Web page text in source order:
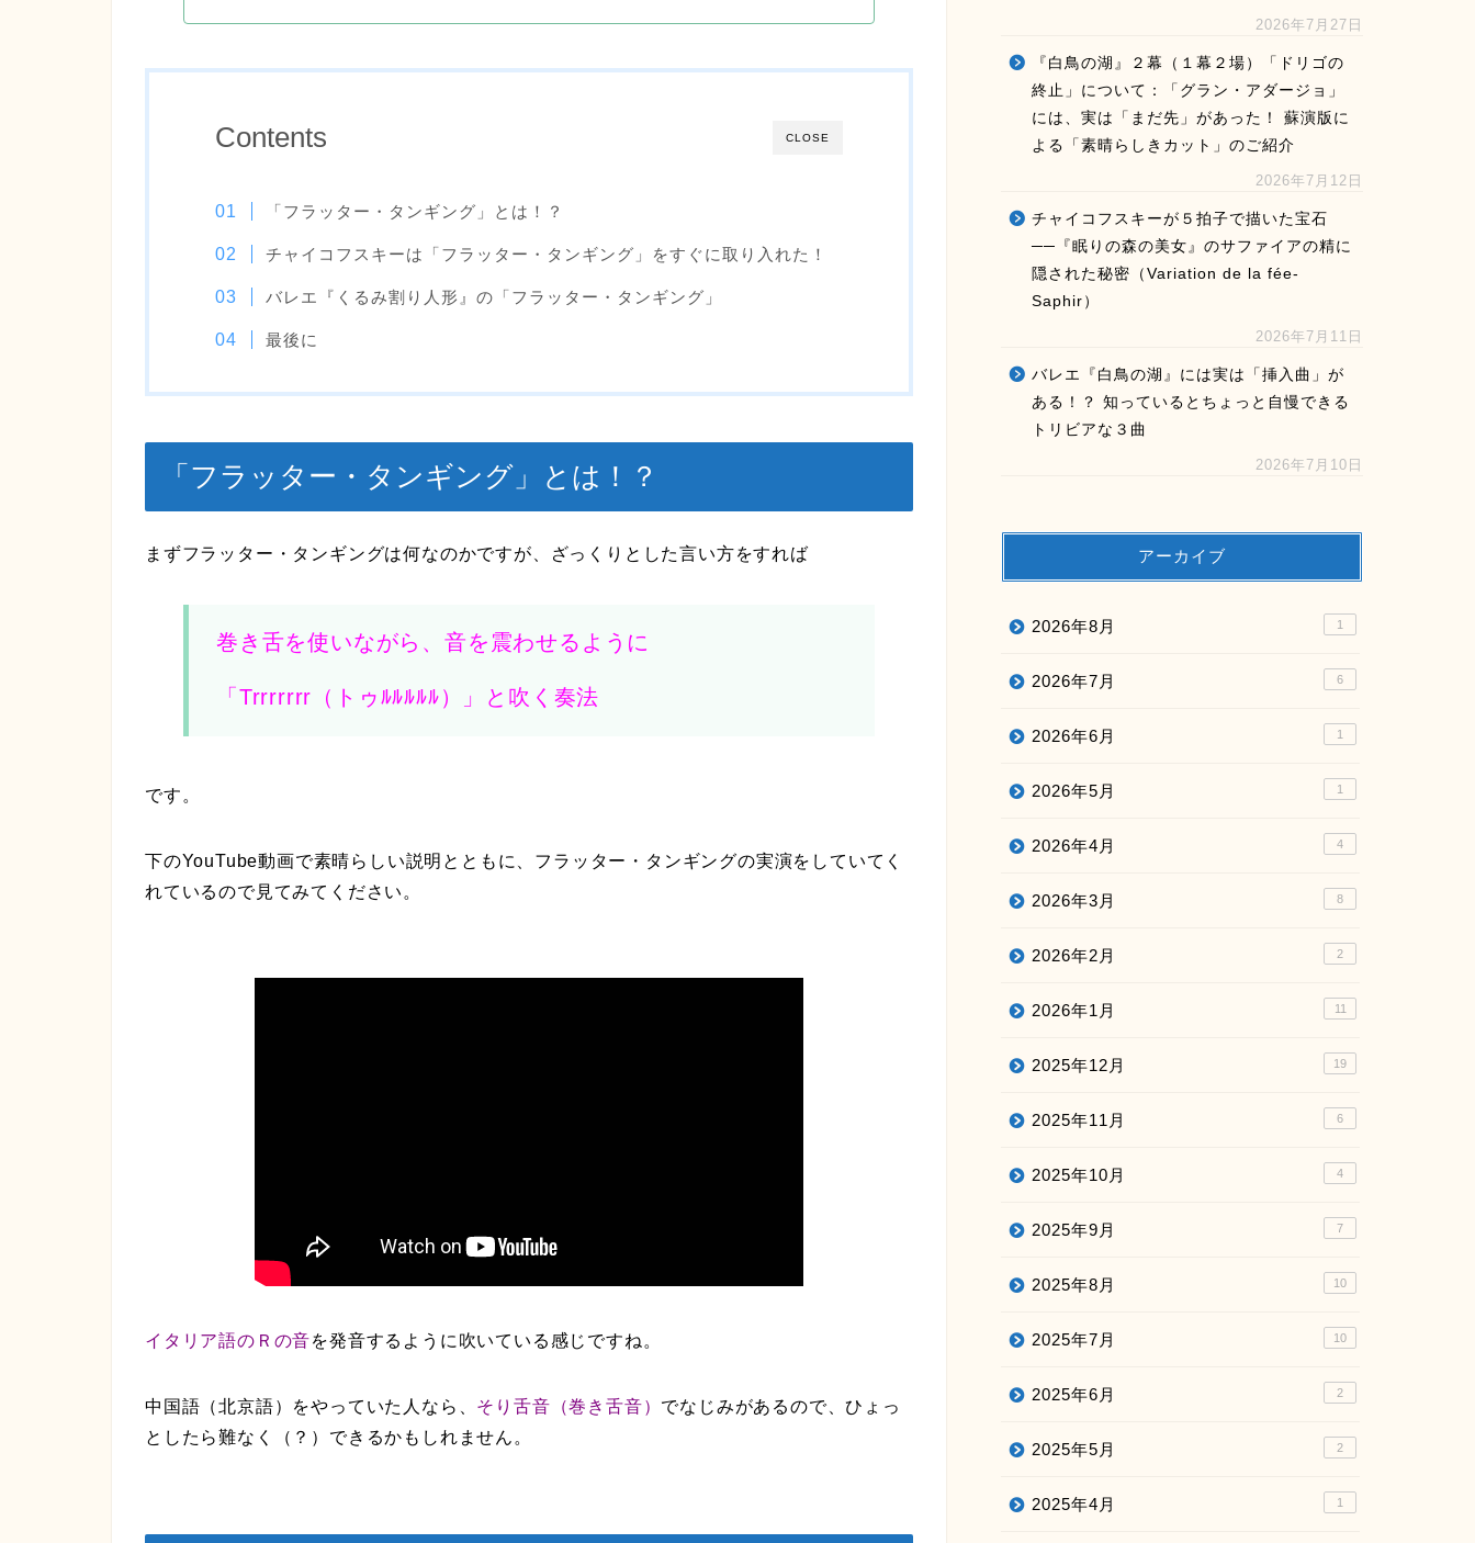
CLOSE
Contents
「フラッター・タンギング」とは！？
チャイコフスキーは「フラッター・タンギング」をすぐに取り入れた！
バレエ『くるみ割り人形』の「フラッター・タンギング」
最後に
「フラッター・タンギング」とは！？
まずフラッター・タンギングは何なのかですが、ざっくりとした言い方をすれば
巻き舌を使いながら、音を震わせるように
「Trrrrrrr（トゥﾙﾙﾙﾙﾙ）」と吹く奏法
です。
下のYouTube動画で素晴らしい説明とともに、フラッター・タンギングの実演をしていてく
れているので見てみてください。
イタリア語のＲの音を発音するように吹いている感じですね。
中国語（北京語）をやっていた人なら、 そり舌音（巻き舌音） でなじみがあるので、ひょっ
としたら難なく（？）できるかもしれません。
2026年7月27日
『白鳥の湖』２幕（１幕２場）「ドリゴの
終止」について：「グラン・アダージョ」
には、実は「まだ先」があった！ 蘇演版に
よる「素晴らしきカット」のご紹介
2026年7月12日
チャイコフスキーが５拍子で描いた宝石
──『眠りの森の美女』のサファイアの精に
隠された秘密（Variation de la fée-
Saphir）
2026年7月11日
バレエ『白鳥の湖』には実は「挿入曲」が
ある！？ 知っているとちょっと自慢できる
トリビアな３曲
2026年7月10日
アーカイブ
2026年8月 1
2026年7月 6
2026年6月 1
2026年5月 1
2026年4月 4
2026年3月 8
2026年2月 2
2026年1月 11
2025年12月 19
2025年11月 6
2025年10月 4
2025年9月 7
2025年8月 10
2025年7月 10
2025年6月 2
2025年5月 2
2025年4月 1